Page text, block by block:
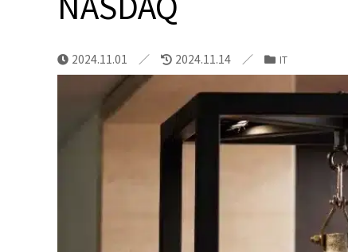
2024.11.01 2024.11.14 IT